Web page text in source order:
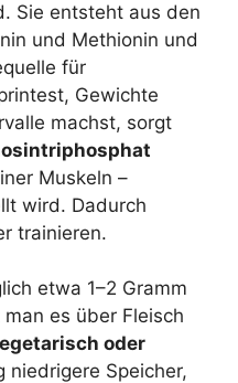
Sie entsteht aus den
und Methionin und
für
Gewichte
machst, sorgt
Muskeln –
wird. Dadurch
trainieren.
etwa 1–2 Gramm
es über Fleisch
oder
niedrigere Speicher,